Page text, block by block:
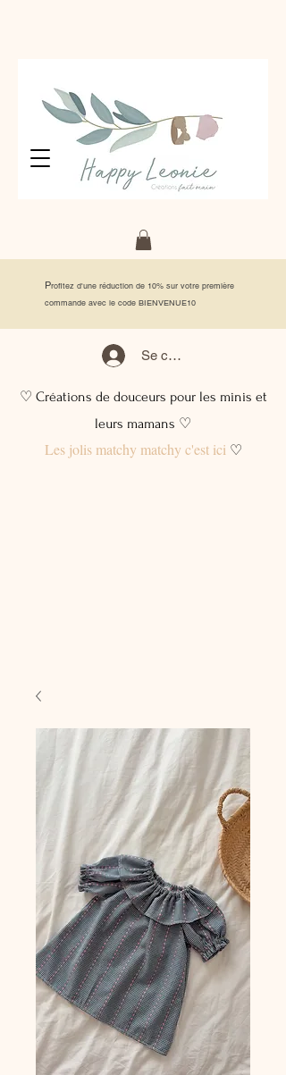
Profitez d'une réduction de 10% sur votre première
commande avec le code BIENVENUE10
Se connecter
♡ Créations de douceurs pour les minis et
leurs mamans ♡
Les jolis matchy matchy c'est ici♡